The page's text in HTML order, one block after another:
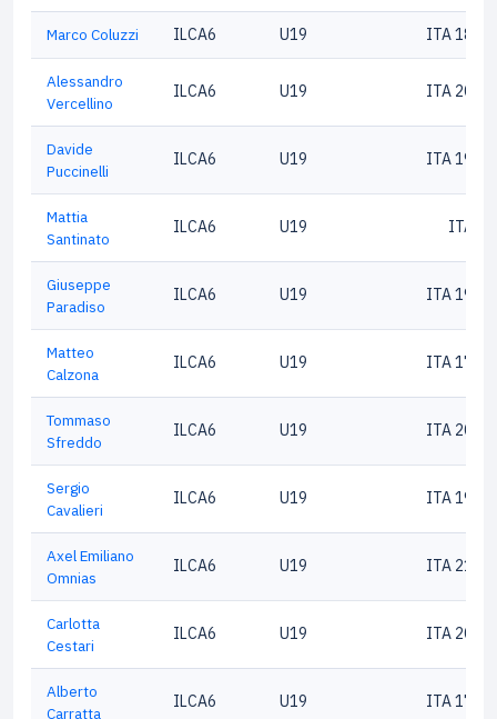
Marco Coluzzi ILCA6 U19 ITA
Alessandro
Vercellino
ILCA6 U19 ITA
Davide
Puccinelli
ILCA6 U19 ITA
Mattia
Santinato
ILCA6 U19 ITA 2
Giuseppe
Paradiso
ILCA6 U19 ITA
Matteo
Calzona
ILCA6 U19 ITA
Tommaso
Sfreddo
ILCA6 U19 ITA
Sergio
Cavalieri
ILCA6 U19 ITA
Axel Emiliano
Omnias
ILCA6 U19 ITA
Carlotta
Cestari
ILCA6 U19 ITA
Alberto
Carratta
ILCA6 U19 ITA